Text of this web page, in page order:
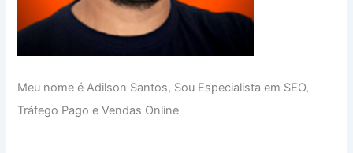
Meu nome é Adilson Santos, Sou Especialista em SEO,
Tráfego Pago e Vendas Online